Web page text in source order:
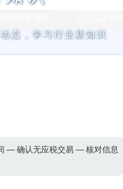
态，学习行业新知识
— 确认无应税交易 — 核对信息